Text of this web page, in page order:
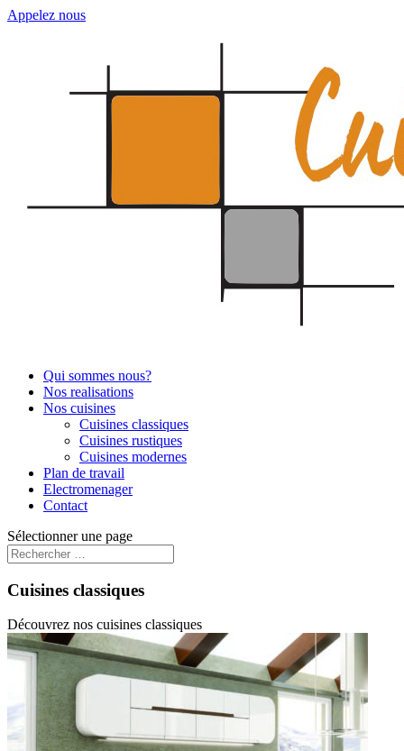
Appelez nous
Qui sommes nous?
Nos realisations
Nos cuisines
Cuisines classiques
Cuisines rustiques
Cuisines modernes
Plan de travail
Electromenager
Contact
Sélectionner une page
Cuisines classiques
Découvrez nos cuisines classiques